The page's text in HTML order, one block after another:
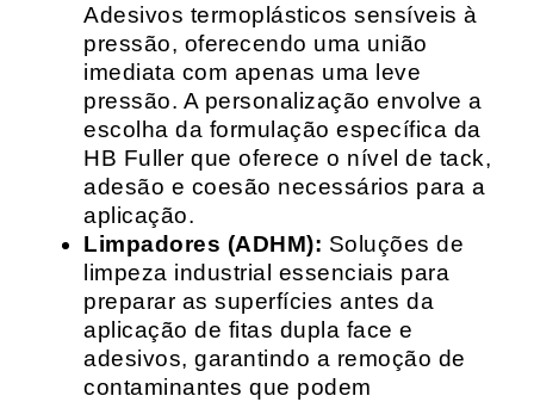
Adesivos termoplásticos sensíveis à
pressão, oferecendo uma união
imediata com apenas uma leve
pressão. A personalização envolve a
escolha da formulação específica da
HB Fuller que oferece o nível de tack,
adesão e coesão necessários para a
aplicação.
Limpadores (ADHM): Soluções de
limpeza industrial essenciais para
preparar as superfícies antes da
aplicação de fitas dupla face e
adesivos, garantindo a remoção de
contaminantes que podem